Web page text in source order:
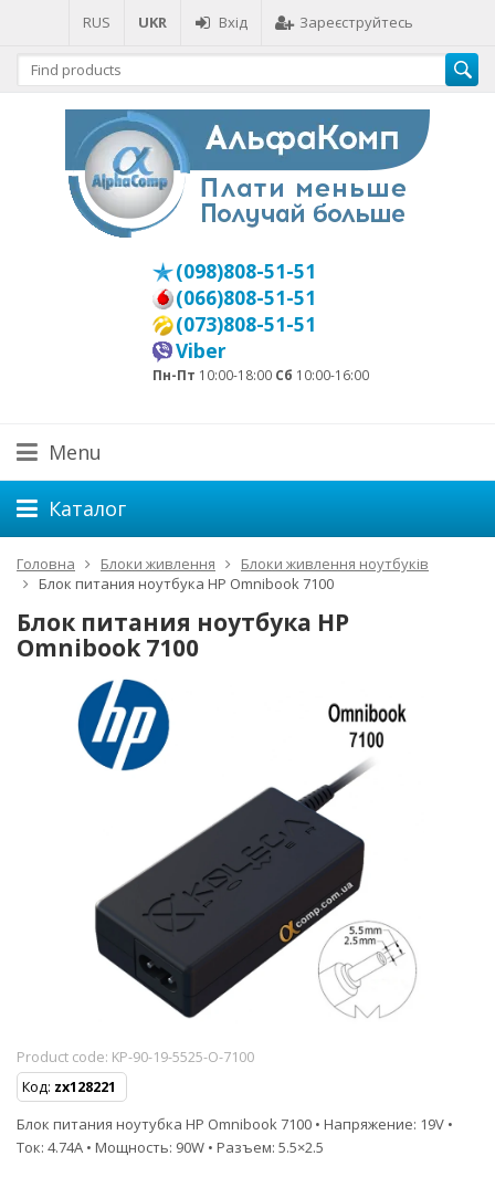
RUS UKR Вхід Зареєструйтесь
(098)808-51-51
(066)808-51-51
(073)808-51-51
Viber
Пн-Пт 10:00-18:00 Сб 10:00-16:00
Menu
Каталог
Головна Блоки живлення
Блоки живлення ноутбуків
Блок питания ноутбука HP Omnibook 7100
Блок питания ноутбука HP
Omnibook 7100
Product code: KP-90-19-5525-O-7100
Код: zx128221
Блок питания ноутубка HP Omnibook 7100 • Напряжение: 19V •
Ток: 4.74A • Мощность: 90W • Разъем: 5.5×2.5